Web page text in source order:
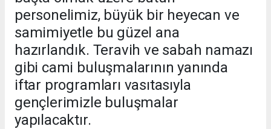
personelimiz, büyük bir heyecan ve
samimiyetle bu güzel ana
hazırlandık. Teravih ve sabah namazı
gibi cami buluşmalarının yanında
iftar programları vasıtasıyla
gençlerimizle buluşmalar
yapılacaktır.